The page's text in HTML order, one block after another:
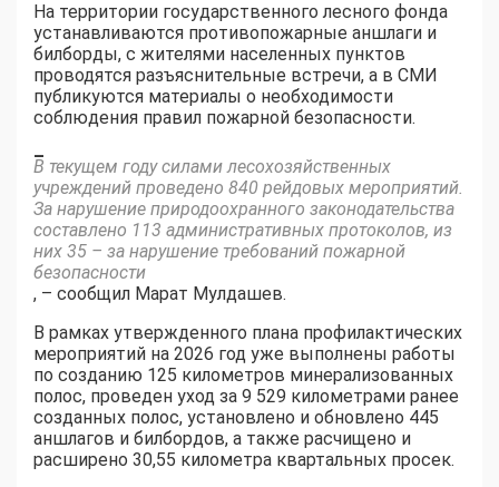
На территории государственного лесного фонда
устанавливаются противопожарные аншлаги и
билборды, с жителями населенных пунктов
проводятся разъяснительные встречи, а в СМИ
публикуются материалы о необходимости
соблюдения правил пожарной безопасности.
–
В текущем году силами лесохозяйственных
учреждений проведено 840 рейдовых мероприятий.
За нарушение природоохранного законодательства
составлено 113 административных протоколов, из
них 35 – за нарушение требований пожарной
безопасности
, – сообщил Марат Мулдашев.
В рамках утвержденного плана профилактических
мероприятий на 2026 год уже выполнены работы
по созданию 125 километров минерализованных
полос, проведен уход за 9 529 километрами ранее
созданных полос, установлено и обновлено 445
аншлагов и билбордов, а также расчищено и
расширено 30,55 километра квартальных просек.